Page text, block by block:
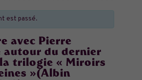
est passé.
avec Pierre
autour du dernier
trilogie « Miroirs
»(Albin